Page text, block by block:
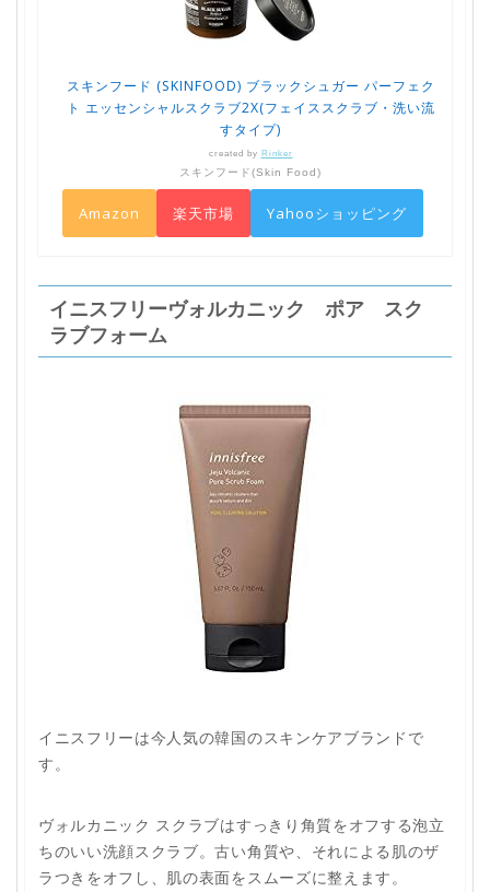
スキンフード (SKINFOOD) ブラックシュガー パーフェク
ト エッセンシャルスクラブ2X(フェイススクラブ・洗い流
すタイプ)
created by Rinker
スキンフード(Skin Food)
Amazon 楽天市場 Yahooショッピング
イニスフリーヴォルカニック ポア スク
ラブフォーム
イニスフリーは今人気の韓国のスキンケアブランドで
す。
ヴォルカニック スクラブはすっきり角質をオフする泡立
ちのいい洗顔スクラブ。古い角質や、それによる肌のザ
ラつきをオフし、肌の表面をスムーズに整えます。